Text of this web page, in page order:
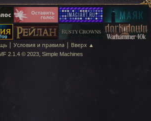
| Условия и правила | Вверх ▲
2.1.4 © 2023, Simple Machines